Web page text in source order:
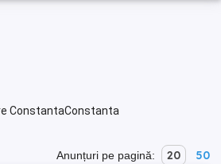
ConstantaConstanta
Anunțuri pe pagină: 20 50